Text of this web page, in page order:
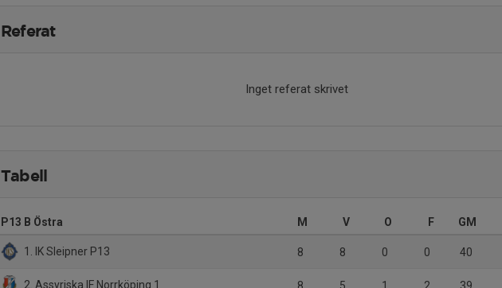
Referat
Inget referat skrivet
Tabell
P13 B Östra M V O F GM
1. IK Sleipner P13 8 8 0 0 40
2. Assyriska IF Norrköping 1